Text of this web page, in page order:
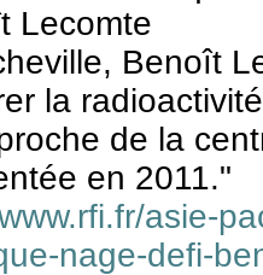
Lecomte
Benoît
la
de la
en 2011."
asie-
nage-defi-